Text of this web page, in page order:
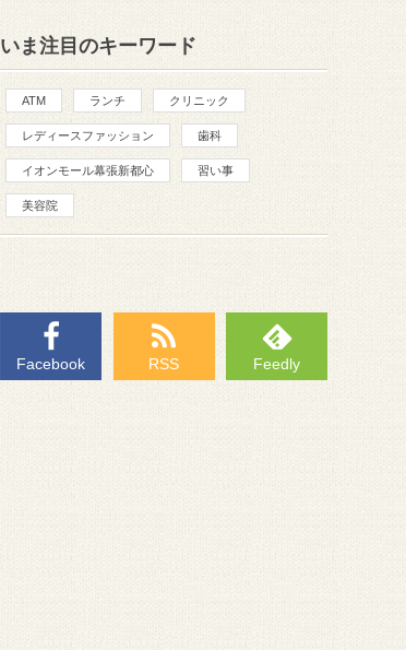
いま注目のキーワード
ATM ランチ クリニック
レディースファッション 歯科
イオンモール幕張新都心 習い事
美容院
Facebook RSS Feedly